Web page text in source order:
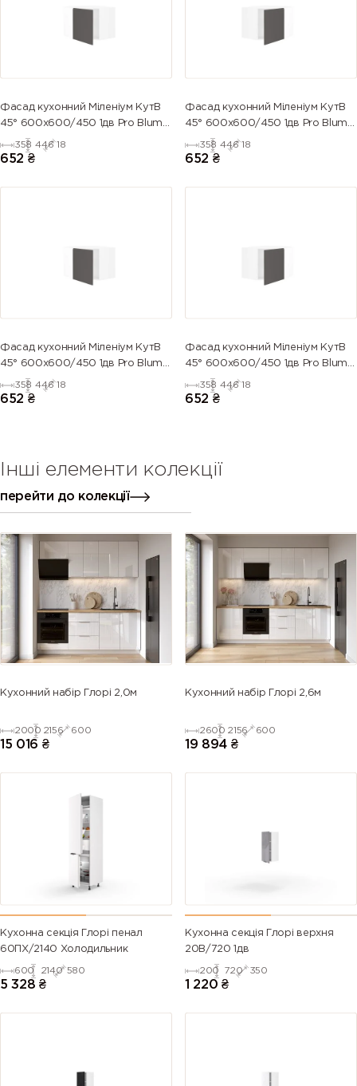
Фасад кухонний Міленіум КутВ
45° 600х600/450 1дв Pro Blum
Лівийи (глянець)
358 446 18
652 ₴
Фасад кухонний Міленіум КутВ
45° 600х600/450 1дв Pro Blum
ПРАВИЙ (глянець)
358 446 18
652 ₴
Фасад кухонний Міленіум КутВ
45° 600х600/450 1дв Pro Blum
ЛІВИЙ (напівмат)
358 446 18
652 ₴
Фасад кухонний Міленіум КутВ
45° 600х600/450 1дв Pro Blum
ПРАВИЙ (напівмат)
358 446 18
652 ₴
Інші елементи колекції
перейти до колекції
Кухонний набір Глорі 2,0м
2000 2156 600
15 016 ₴
Кухонний набір Глорі 2,6м
2600 2156 600
19 894 ₴
Кухонна секція Глорі пенал
60ПХ/2140 Холодильник
600 2140 580
5 328 ₴
Кухонна секція Глорі верхня
20В/720 1дв
200 720 350
1 220 ₴